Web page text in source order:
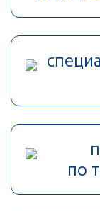
по